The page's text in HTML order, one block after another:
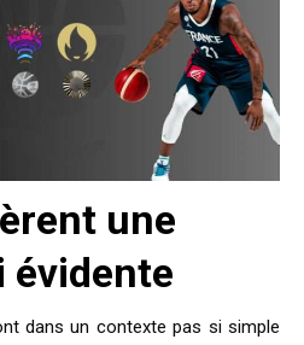
une
évidente
dans un contexte pas si simple